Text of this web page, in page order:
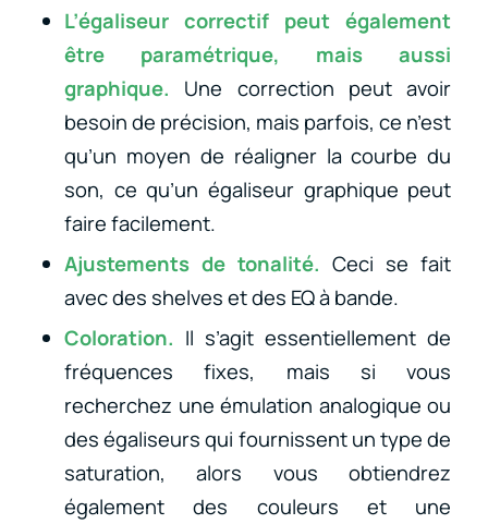
L’égaliseur correctif peut également
être paramétrique, mais aussi
graphique. Une correction peut avoir
besoin de précision, mais parfois, ce n’est
qu’un moyen de réaligner la courbe du
son, ce qu’un égaliseur graphique peut
faire facilement.
Ajustements de tonalité.Ceci se fait
avec des shelves et des EQ à bande.
Coloration. Il s’agit essentiellement de
fréquences fixes, mais si vous
recherchez une émulation analogique ou
des égaliseurs qui fournissent un type de
saturation, alors vous obtiendrez
également des couleurs et une